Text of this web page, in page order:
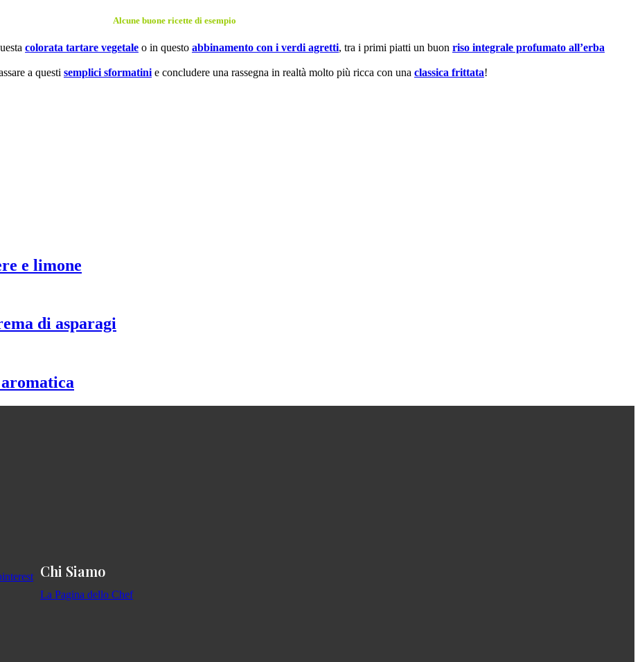
Alcune buone ricette di esempio
colorata tartare vegetale o in questo abbinamento con i verdi agretti, tra i primi piatti un buon riso integrale profumato all’erba
a questi semplici sformatini e concludere una rassegna in realtà molto più ricca con una classica frittata!
e limone
di asparagi
Chi Siamo
La Pagina dello Chef